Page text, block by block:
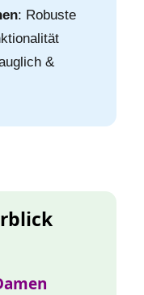
: Robuste
&